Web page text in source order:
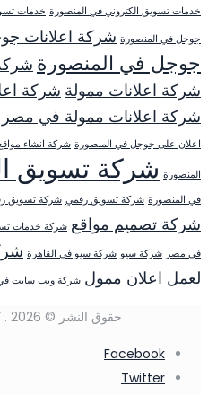
خدمات تسويق الكتروني في المنصورة خدمات
جوجل في المنصورة شركة اعلانات
جوجل في المنصورة
شركة اعلانات ممولة شركة
شركة اعلانات ممولة في مصر
اعلان على جوجل في المنصورة شركة انشاء
المنصورة شركة تسويق
في المنصورة شركة تسويق رقمي شركة تسويق
شركة تصميم مواقع شركة خدمات
في مصر شركة سيو شركة سيو في القاهرة
لعمل اعلان ممول شركة ويب سايت
حقوق النشر © 2026 . كل الحقوق محفوظة.
Facebook
Twitter